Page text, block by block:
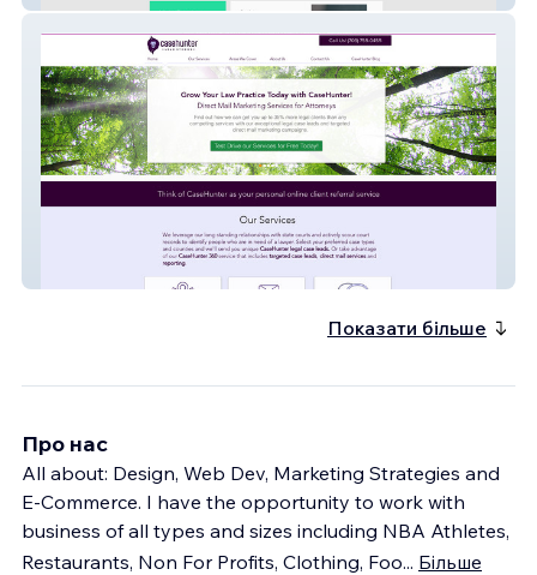
Показати більше
Про нас
All about: Design, Web Dev, Marketing Strategies and
E-Commerce. I have the opportunity to work with
business of all types and sizes including NBA Athletes,
Restaurants, Non For Profits, Clothing, Foo... Більше